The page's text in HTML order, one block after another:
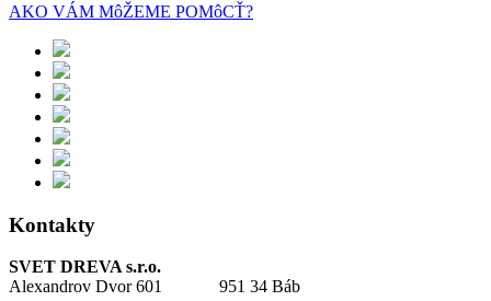
AKO VÁM MôŽEME POMôCŤ?
Kontakty
SVET DREVA s.r.o.
Alexandrov Dvor 601 951 34 Báb